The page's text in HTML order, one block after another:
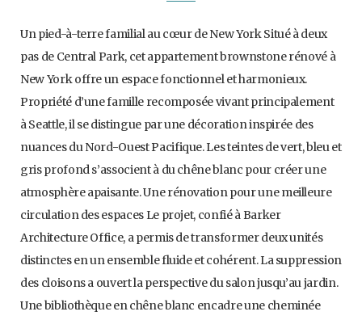
Un pied-à-terre familial au cœur de New York Situé à deux
pas de Central Park, cet appartement brownstone rénové à
New York offre un espace fonctionnel et harmonieux.
Propriété d’une famille recomposée vivant principalement
à Seattle, il se distingue par une décoration inspirée des
nuances du Nord-Ouest Pacifique. Les teintes de vert, bleu et
gris profond s’associent à du chêne blanc pour créer une
atmosphère apaisante. Une rénovation pour une meilleure
circulation des espaces Le projet, confié à Barker
Architecture Office, a permis de transformer deux unités
distinctes en un ensemble fluide et cohérent. La suppression
des cloisons a ouvert la perspective du salon jusqu’au jardin.
Une bibliothèque en chêne blanc encadre une cheminée